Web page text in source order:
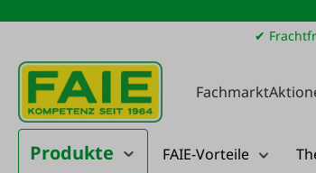
Hauptinhalt springen
Zur Suche springen
Zur Hauptnavigation springen
✔
Fachmarkt
Produkte FAIE-Vorteile